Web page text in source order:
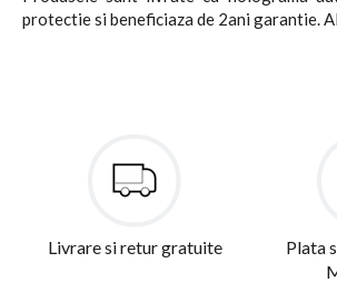
protectie si beneficiaza de 2ani garantie.
Livrare si retur gratuite
Plata